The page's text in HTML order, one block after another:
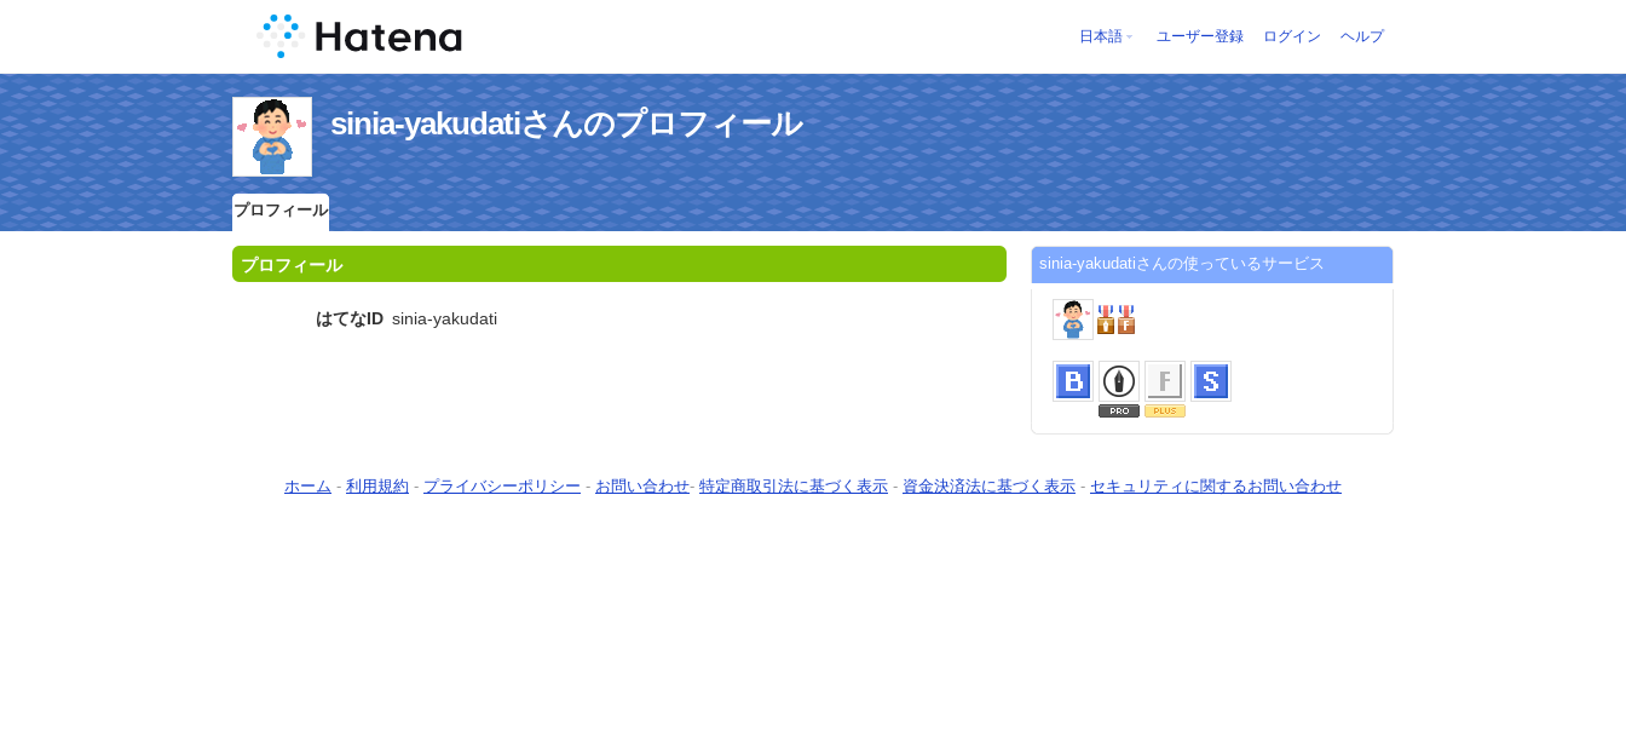
日本語 ユーザー登録 ログイン ヘルプ
sinia-yakudatiさんのプロフィール
プロフィール
プロフィール
はてなID sinia-yakudati
sinia-yakudatiさんの使っているサービス
ホーム - 利用規約 - プライバシーポリシー - お問い合わせ- 特定商取引法に基づく表示 - 資金決済法に基づく表示 - セキュリティに関するお問い合わせ